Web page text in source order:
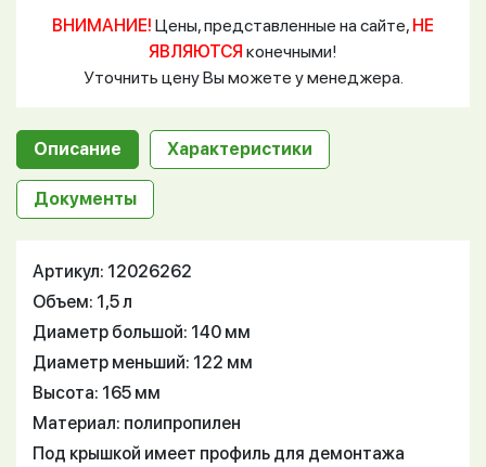
ВНИМАНИЕ! Цены, представленные на сайте, НЕ
ЯВЛЯЮТСЯ конечными!
Уточнить цену Вы можете у менеджера.
Описание Характеристики
Документы
Артикул: 12026262
Объем: 1,5 л
Диаметр большой: 140 мм
Диаметр меньший: 122 мм
Высота: 165 мм
Материал: полипропилен
Под крышкой имеет профиль для демонтажа